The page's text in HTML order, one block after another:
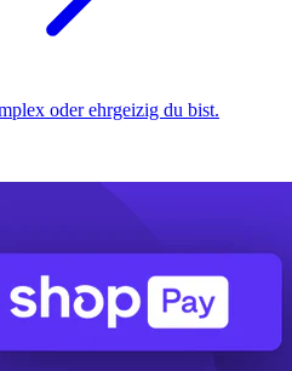
oder ehrgeizig du bist.